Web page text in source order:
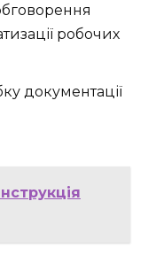
робочих
документації